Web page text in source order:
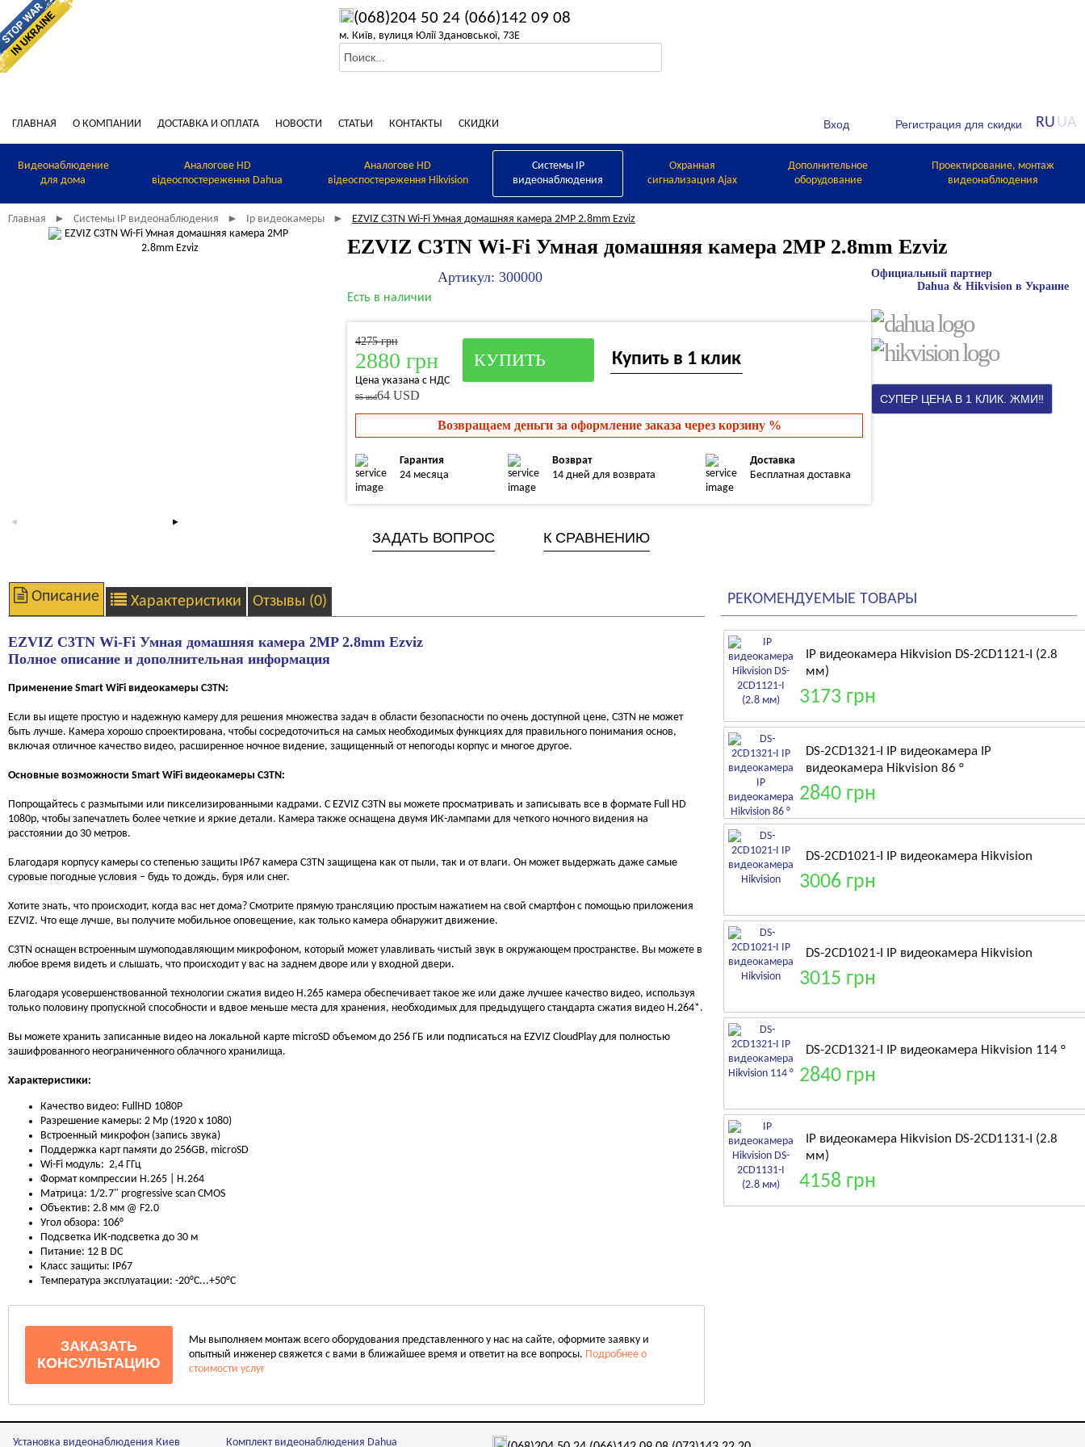
(068)204 50 24 (066)142 09 08
м. Київ, вулиця Юлії Здановської, 73Е
ГЛАВНАЯ О КОМПАНИИ ДОСТАВКА И ОПЛАТА НОВОСТИ СТАТЬИ КОНТАКТЫ СКИДКИ RU UA
Видеонаблюдение
для дома
Аналогове HD
відеоспостереження Dahua
Аналогове HD
відеоспостереження Hikvision
Системы IP
видеонаблюдения
Охранная
сигнализация Ajax
Дополнительное
оборудование
Проектирование, монтаж
видеонаблюдения
Главная ► Системы IP видеонаблюдения ► Ip видеокамеры ► EZVIZ C3TN Wi-Fi Умная домашняя камера 2MP 2.8mm Ezviz
EZVIZ C3TN Wi-Fi Умная домашняя камера 2MP 2.8mm Ezviz
Артикул: 300000
Есть в наличии
4275 грн
2880 грн
Цена указана с НДС
95 usd64 USD
Купить в 1 клик
Возвращаем деньги за оформление заказа через корзину %
Гарантия
24 месяца
Возврат
14 дней для возврата
Доставка
Бесплатная доставка
ЗАДАТЬ ВОПРОС К СРАВНЕНИЮ
Официальный партнер
Dahua & Hikvision в Украине
Описание Характеристики Отзывы (0)
EZVIZ C3TN Wi-Fi Умная домашняя камера 2MP 2.8mm Ezviz
Полное описание и дополнительная информация
Применение Smart WiFi видеокамеры C3TN:
Если вы ищете простую и надежную камеру для решения множества задач в области безопасности по очень доступной цене, C3TN не может
быть лучше. Камера хорошо спроектирована, чтобы сосредоточиться на самых необходимых функциях для правильного понимания основ,
включая отличное качество видео, расширенное ночное видение, защищенный от непогоды корпус и многое другое.
Основные возможности Smart WiFi видеокамеры C3TN:
Попрощайтесь с размытыми или пикселизированными кадрами. С EZVIZ C3TN вы можете просматривать и записывать все в формате Full HD
1080p, чтобы запечатлеть более четкие и яркие детали. Камера также оснащена двумя ИК-лампами для четкого ночного видения на
расстоянии до 30 метров.
Благодаря корпусу камеры со степенью защиты IP67 камера C3TN защищена как от пыли, так и от влаги. Он может выдержать даже самые
суровые погодные условия – будь то дождь, буря или снег.
Хотите знать, что происходит, когда вас нет дома? Смотрите прямую трансляцию простым нажатием на свой смартфон с помощью приложения
EZVIZ. Что еще лучше, вы получите мобильное оповещение, как только камера обнаружит движение.
C3TN оснащен встроенным шумоподавляющим микрофоном, который может улавливать чистый звук в окружающем пространстве. Вы можете в
любое время видеть и слышать, что происходит у вас на заднем дворе или у входной двери.
Благодаря усовершенствованной технологии сжатия видео H.265 камера обеспечивает такое же или даже лучшее качество видео, используя
только половину пропускной способности и вдвое меньше места для хранения, необходимых для предыдущего стандарта сжатия видео H.264*.
Вы можете хранить записанные видео на локальной карте microSD объемом до 256 ГБ или подписаться на EZVIZ CloudPlay для полностью
зашифрованного неограниченного облачного хранилища.
Характеристики:
Качество видео: FullHD 1080P
Разрешение камеры: 2 Mp (1920 x 1080)
Встроенный микрофон (запись звука)
Поддержка карт памяти до 256GB, microSD
Wi-Fi модуль: 2,4 ГГц
Формат компрессии H.265 | H.264
Матрица: 1/2.7" progressive scan CMOS
Объектив: 2.8 мм @ F2.0
Угол обзора: 106°
Подсветка ИК-подсветка до 30 м
Питание: 12 В DC
Класс защиты: IP67
Температура эксплуатации: -20°С...+50°С
ЗАКАЗАТЬ
КОНСУЛЬТАЦИЮ
Мы выполняем монтаж всего оборудования представленного у нас на сайте, оформите заявку и
опытный инженер свяжется с вами в ближайшее время и ответит на все вопросы. Подробнее о
стоимости услуг
РЕКОМЕНДУЕМЫЕ ТОВАРЫ
IP видеокамера Hikvision DS-2CD1121-I (2.8
мм)
3173 грн
DS-2CD1321-I IP видеокамера IP
видеокамера Hikvision 86 °
2840 грн
DS-2CD1021-I IP видеокамера Hikvision
3006 грн
DS-2CD1021-I IP видеокамера Hikvision
3015 грн
DS-2CD1321-I IP видеокамера Hikvision 114 °
2840 грн
IP видеокамера Hikvision DS-2CD1131-I (2.8
мм)
4158 грн
Установка видеонаблюдения Киев Комплект видеонаблюдения Dahua